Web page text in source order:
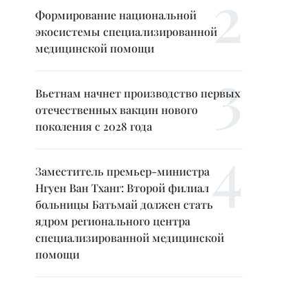
Формирование национальной
экосистемы специализированной
медицинской помощи
Вьетнам начнет производство первых
отечественных вакцин нового
поколения с 2028 года
Заместитель премьер-министра
Нгуен Ван Тханг: Второй филиал
больницы Батьмай должен стать
ядром регионального центра
специализированной медицинской
помощи